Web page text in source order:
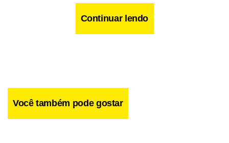
Continuar lendo
Você também pode gostar